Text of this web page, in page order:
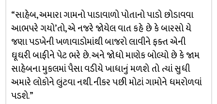
“સાહેબ, અમારા ગામનો પાડાવાળો પોતાનો પાડો છોડાવવા
આભપરે ગયો’તો, એ નજરે જોયેલ વાત કહે છે કે બારસો યે
જણા પડખેની ખળાવાડોમાંથી બાજરો લાવીને ફક્ત એની
ઘૂઘરી બાફીને પેટ ભરે છે. અને જોધો માણેક બોલ્યો છે કે જામ
સાહેબના મુકલમાં પૈસા વડીયે ખાધાનું મળશે તો ત્યાં સુધી
અમારે લોકોને લુંટવા નથી. નીકર પછી મોટાં ગામોને ધમરોળવાં
પડશે.”